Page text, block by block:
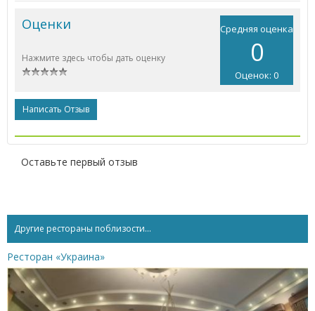
Средняя оценка
0
Оценок: 0
Оценки
Нажмите здесь чтобы дать оценку
Написать Отзыв
Оставьте первый отзыв
Другие рестораны поблизости...
Ресторан «Украина»